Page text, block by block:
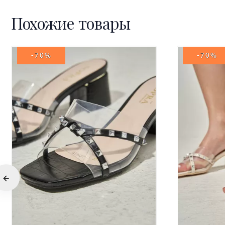
Похожие товары
-70% -70%